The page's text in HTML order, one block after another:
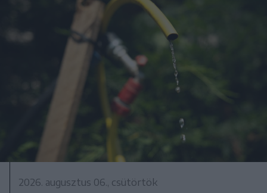
2026. augusztus 06., csütörtök